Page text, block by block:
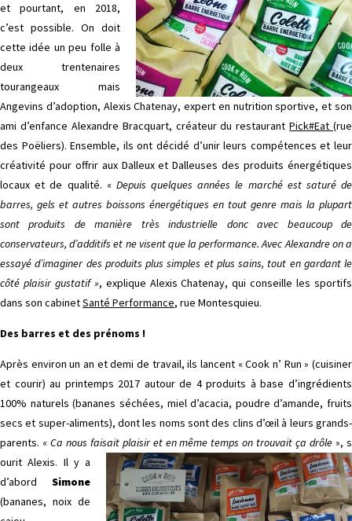
et pourtant, en 2018,
c’est possible. On doit
cette idée un peu folle à
deux trentenaires
tourangeaux mais
Angevins d’adoption, Alexis Chatenay, expert en nutrition sportive, et son
ami d’enfance Alexandre Bracquart, créateur du restaurantPick#Eat (rue
des Poëliers). Ensemble, ils ont décidé d’unir leurs compétences et leur
créativité pour offrir aux Dalleux et Dalleuses des produits énergétiques
locaux et de qualité. « Depuis quelques années le marché est saturé de
barres, gels et autres boissons énergétiques en tout genre mais la plupart
sont produits de manière très industrielle donc avec beaucoup de
conservateurs, d’additifs et ne visent que la performance. Avec Alexandre on a
essayé d’imaginer des produits plus simples et plus sains, tout en gardant le
côté plaisir gustatif », explique Alexis Chatenay, qui conseille les sportifs
dans son cabinetSanté Performance, rue Montesquieu.
Des barres et des prénoms !
Après environ un an et demi de travail, ils lancent « Cook n’ Run » (cuisiner
et courir) au printemps 2017 autour de 4 produits à base d’ingrédients
100% naturels (bananes séchées, miel d’acacia, poudre d’amande, fruits
secs et super-aliments), dont les noms sont des clins d’œil à leurs grands-
parents. « Ca nous faisait plaisir et en même temps on trouvait ça drôle», s
ourit Alexis. Il y a
d’abord Simone
(bananes, noix de